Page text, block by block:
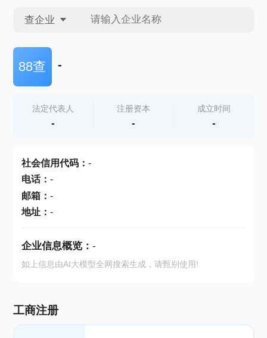
查企业
查企业
查产地
88查 -
法定代表人
-
注册资本
-
成立时间
-
社会信用代码： -
电话： -
邮箱： -
地址： -
企业信息概览： -
如上信息由AI大模型全网搜索生成，请甄别使用!
工商注册